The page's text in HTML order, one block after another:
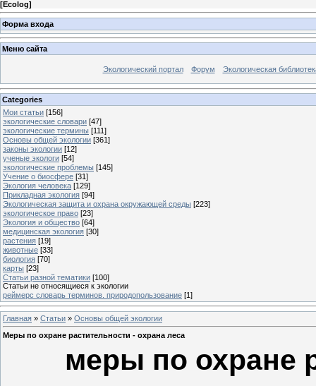
[Ecolog]
Форма входа
Меню сайта
Экологический портал Форум Экологическая
Categories
Мои статьи [156]
экологические словари [47]
экологические термины [111]
Основы общей экологии [361]
законы экологии [12]
ученые экологи [54]
экологические проблемы [145]
Учение о биосфере [31]
Экология человека [129]
Прикладная экология [94]
Экологическая защита и охрана окружающей среды [223]
экологическое право [23]
Экология и общество [64]
медицинская экология [30]
растения [19]
животные [33]
биология [70]
карты [23]
Статьи разной тематики [100]
Статьи не относящиеся к экологии
реймерс словарь терминов. природопользование [1]
Главная » Статьи » Основы общей экологии
Меры по охране растительности - охрана леса
меры по охране